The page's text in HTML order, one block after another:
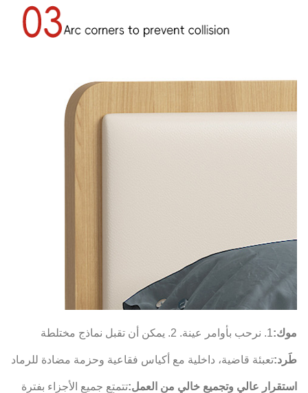
موك:1. نرحب بأوامر عينة. 2. يمكن أن تقبل نماذج مختلطة
طَرد:تعبئة قاضية، داخلية مع أكياس فقاعية وحزمة مضادة للرماد
استقرار عالي وتجميع خالي من العمل:تتمتع جميع الأجزاء بفترة